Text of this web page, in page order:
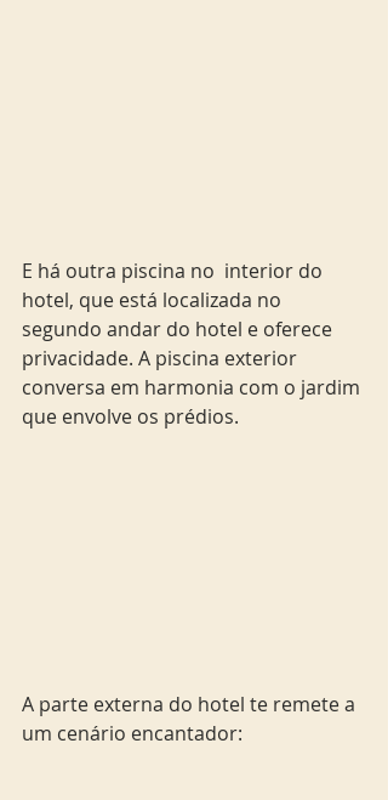
E há outra piscina no  interior do
hotel, que está localizada no
segundo andar do hotel e oferece
privacidade. A piscina exterior
conversa em harmonia com o jardim
que envolve os prédios.
A parte externa do hotel te remete a
um cenário encantador: